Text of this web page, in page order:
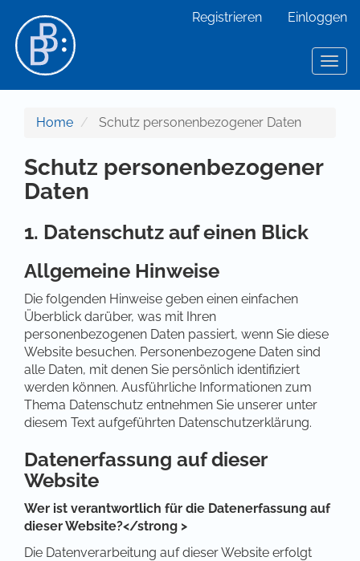
Hauptinhalt
Sidebar
Registrieren Einloggen
Home Schutz personenbezogener Daten
Schutz personenbezogener
Daten
1. Datenschutz auf einen Blick
Allgemeine Hinweise
Die folgenden Hinweise geben einen einfachen
Überblick darüber, was mit Ihren
personenbezogenen Daten passiert, wenn Sie diese
Website besuchen. Personenbezogene Daten sind
alle Daten, mit denen Sie persönlich identifiziert
werden können. Ausführliche Informationen zum
Thema Datenschutz entnehmen Sie unserer unter
diesem Text aufgeführten Datenschutzerklärung.
Datenerfassung auf dieser
Website
Wer ist verantwortlich für die Datenerfassung auf
dieser Website?</strong >
Die Datenverarbeitung auf dieser Website erfolgt